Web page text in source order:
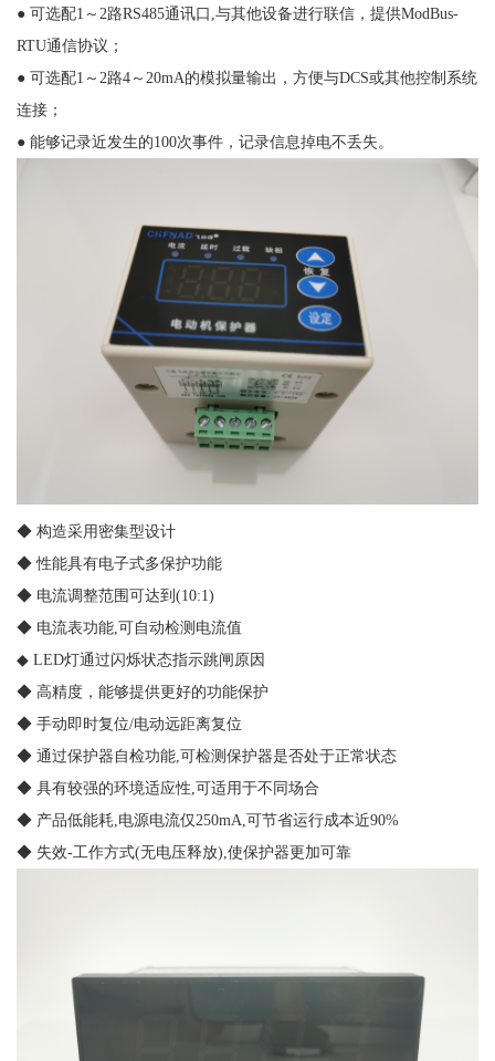
● 可选配1～2路RS485通讯口,与其他设备进行联信，提供ModBus-
RTU通信协议；
● 可选配1～2路4～20mA的模拟量输出，方便与DCS或其他控制系统
连接；
● 能够记录近发生的100次事件，记录信息掉电不丢失。
◆ 构造采用密集型设计
◆ 性能具有电子式多保护功能
◆ 电流调整范围可达到(10:1)
◆ 电流表功能,可自动检测电流值
◆ LED灯通过闪烁状态指示跳闸原因
◆ 高精度，能够提供更好的功能保护
◆ 手动即时复位/电动远距离复位
◆ 通过保护器自检功能,可检测保护器是否处于正常状态
◆ 具有较强的环境适应性,可适用于不同场合
◆ 产品低能耗,电源电流仅250mA,可节省运行成本近90%
◆ 失效-工作方式(无电压释放),使保护器更加可靠